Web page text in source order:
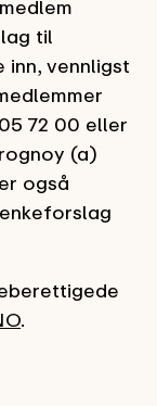
til
inn, vennligst
72 00 eller
(a)
også
. ‌